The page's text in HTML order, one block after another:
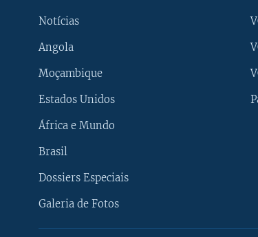
Notícias
Angola
Moçambique
Estados Unidos
África e Mundo
Brasil
Dossiers Especiais
Galeria de Fotos